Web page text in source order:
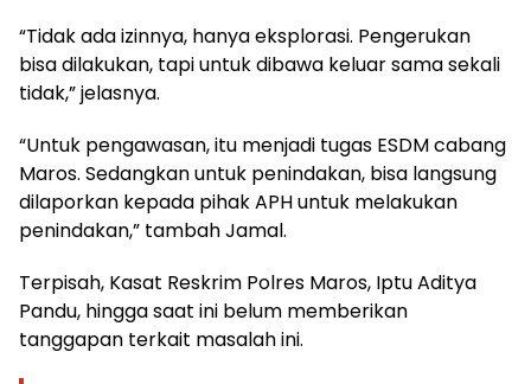
“Tidak ada izinnya, hanya eksplorasi. Pengerukan
bisa dilakukan, tapi untuk dibawa keluar sama sekali
tidak,” jelasnya.
“Untuk pengawasan, itu menjadi tugas ESDM cabang
Maros. Sedangkan untuk penindakan, bisa langsung
dilaporkan kepada pihak APH untuk melakukan
penindakan,” tambah Jamal.
Terpisah, Kasat Reskrim Polres Maros, Iptu Aditya
Pandu, hingga saat ini belum memberikan
tanggapan terkait masalah ini.